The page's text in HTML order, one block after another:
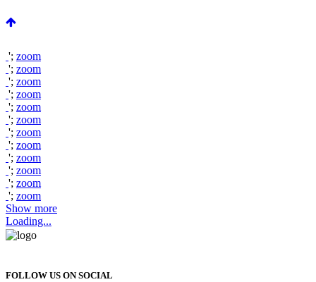
'; zoom
'; zoom
'; zoom
'; zoom
'; zoom
'; zoom
'; zoom
'; zoom
'; zoom
'; zoom
'; zoom
'; zoom
Show more
Loading...
FOLLOW US ON SOCIAL